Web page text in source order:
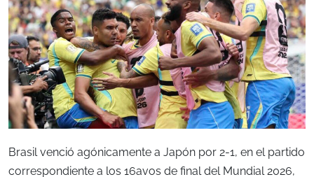
Brasil venció agónicamente a Japón por 2-1, en el partido
correspondiente a los 16avos de final del Mundial 2026,